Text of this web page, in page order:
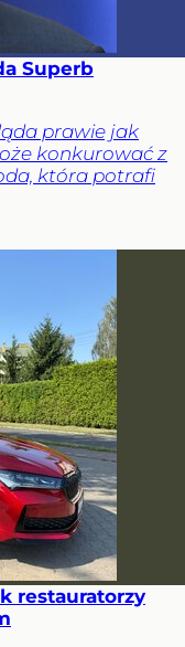
Superb
prawie jak
konkurować z
która potrafi
restauratorzy